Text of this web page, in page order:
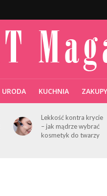
URODA KUCHNIA ZAKUPY
Lekkość kontra krycie
– jak mądrze wybrać
kosmetyk do twarzy